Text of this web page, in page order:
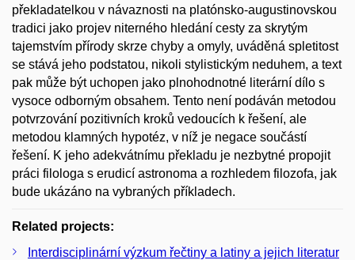
překladatelkou v návaznosti na platónsko-augustinovskou
tradici jako projev niterného hledání cesty za skrytým
tajemstvím přírody skrze chyby a omyly, uváděná spletitost
se stává jeho podstatou, nikoli stylistickým neduhem, a text
pak může být uchopen jako plnohodnotné literární dílo s
vysoce odborným obsahem. Tento není podáván metodou
potvrzování pozitivních kroků vedoucích k řešení, ale
metodou klamných hypotéz, v níž je negace součástí
řešení. K jeho adekvátnímu překladu je nezbytné propojit
práci filologa s erudicí astronoma a rozhledem filozofa, jak
bude ukázáno na vybraných příkladech.
Related projects:
Interdisciplinární výzkum řečtiny a latiny a jejich literatur